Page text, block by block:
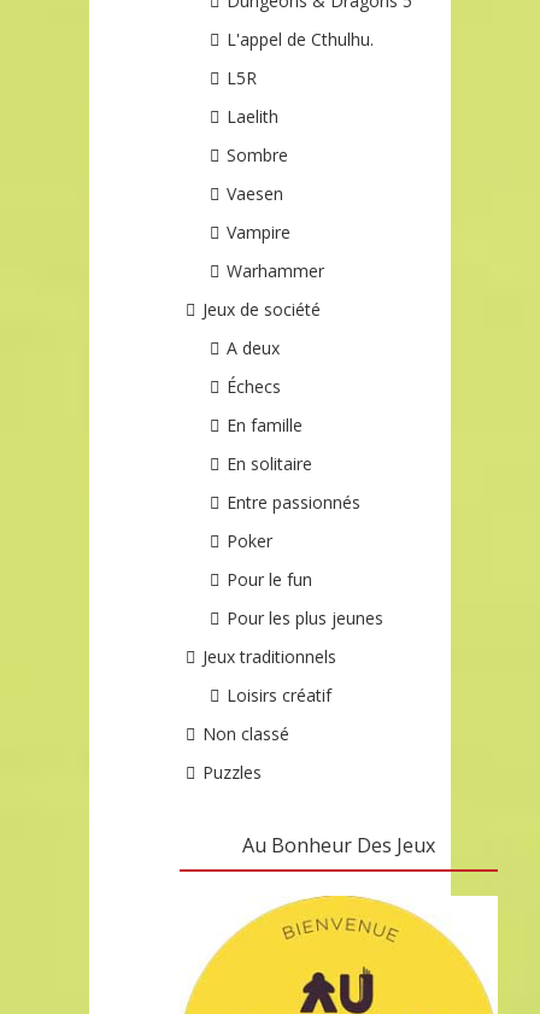
L'appel de Cthulhu.
L5R
Laelith
Sombre
Vaesen
Vampire
Warhammer
Jeux de société
A deux
Échecs
En famille
En solitaire
Entre passionnés
Poker
Pour le fun
Pour les plus jeunes
Jeux traditionnels
Loisirs créatif
Non classé
Puzzles
Au Bonheur Des Jeux